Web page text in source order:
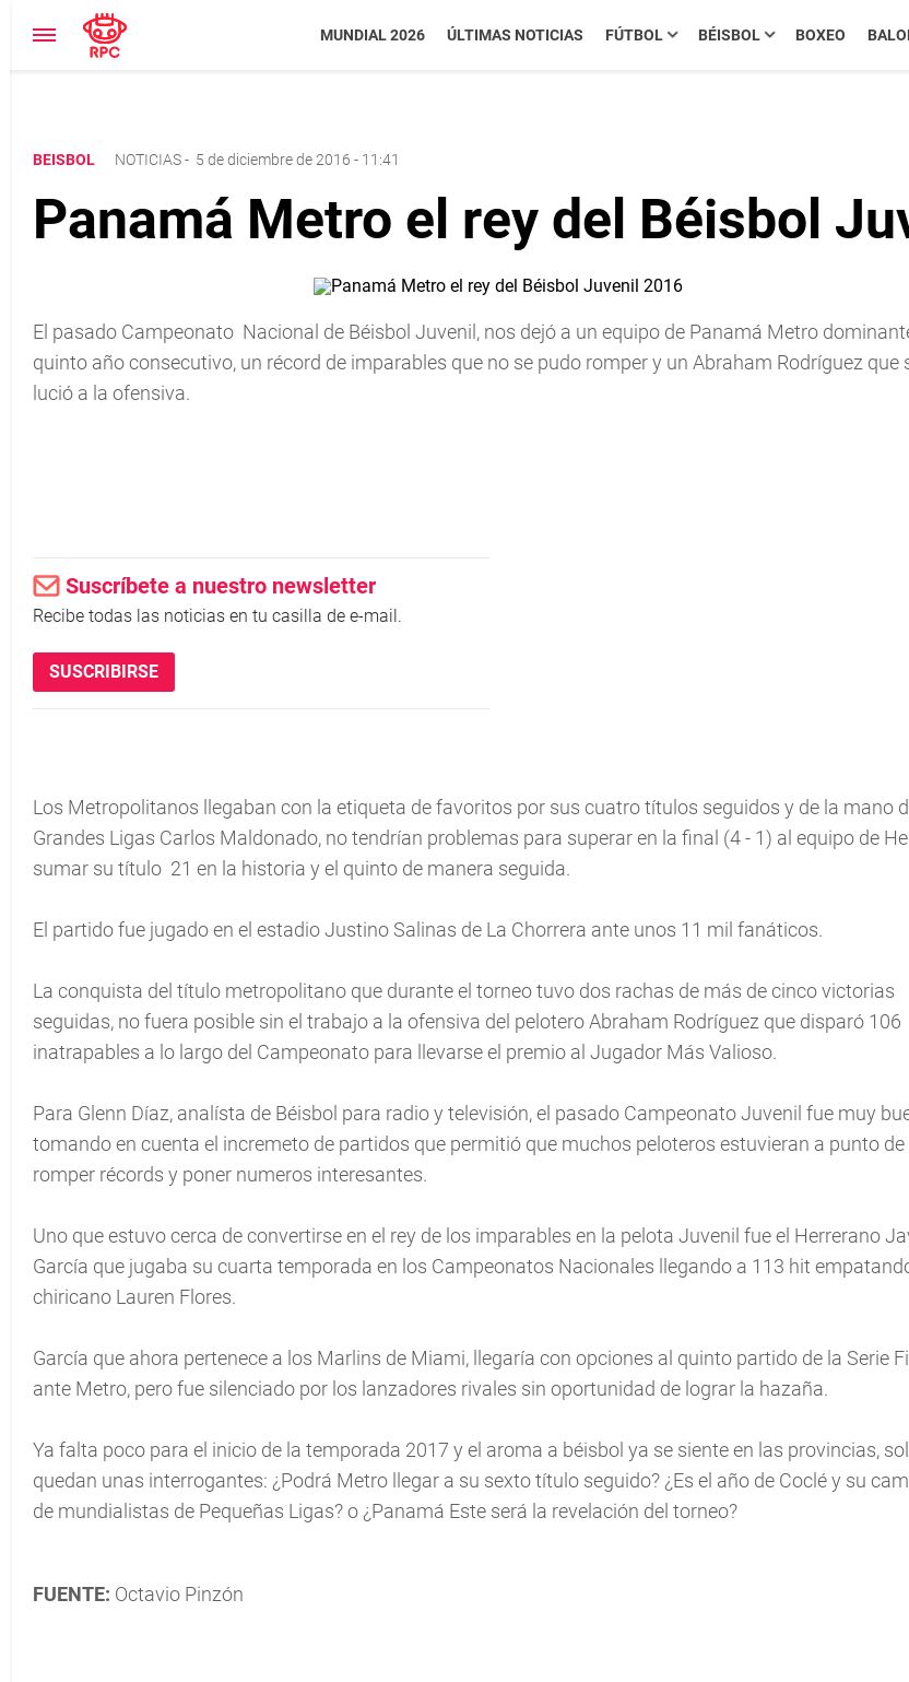
MUNDIAL 2026 ÚLTIMAS NOTICIAS FÚTBOL BÉISBOL BOXEO
BEISBOL NOTICIAS- 5 de diciembre de 2016 - 11:41
Panamá Metro el rey del Béisbol
El pasado Campeonato Nacional de Béisbol Juvenil, nos dejó a un equipo de Panamá Metro
quinto año consecutivo, un récord de imparables que no se pudo romper y un Abraham Rodríguez que
lució a la ofensiva.
Suscríbete a nuestro newsletter
Recibe todas las noticias en tu casilla de e-mail.
SUSCRIBIRSE
Los Metropolitanos llegaban con la etiqueta de favoritos por sus cuatro títulos seguidos y de la mano
Grandes Ligas Carlos Maldonado, no tendrían problemas para superar en la final (4 - 1) al equipo de
sumar su título 21 en la historia y el quinto de manera seguida.
El partido fue jugado en el estadio Justino Salinas de La Chorrera ante unos 11 mil fanáticos.
La conquista del título metropolitano que durante el torneo tuvo dos rachas de más de cinco victorias
seguidas, no fuera posible sin el trabajo a la ofensiva del pelotero Abraham Rodríguez que disparó 106
inatrapables a lo largo del Campeonato para llevarse el premio al Jugador Más Valioso.
Para Glenn Díaz, analísta de Béisbol para radio y televisión, el pasado Campeonato Juvenil fue muy
tomando en cuenta el incremeto de partidos que permitió que muchos peloteros estuvieran a punto de
romper récords y poner numeros interesantes.
Uno que estuvo cerca de convertirse en el rey de los imparables en la pelota Juvenil fue el Herrerano
García que jugaba su cuarta temporada en los Campeonatos Nacionales llegando a 113 hit
chiricano Lauren Flores.
García que ahora pertenece a los Marlins de Miami, llegaría con opciones al quinto partido de la Serie
ante Metro, pero fue silenciado por los lanzadores rivales sin oportunidad de lograr la hazaña.
Ya falta poco para el inicio de la temporada 2017 y el aroma a béisbol ya se siente en las provincias,
quedan unas interrogantes: ¿Podrá Metro llegar a su sexto título seguido? ¿Es el año de Coclé y su
de mundialistas de Pequeñas Ligas? o ¿Panamá Este será la revelación del torneo?
FUENTE: Octavio Pinzón